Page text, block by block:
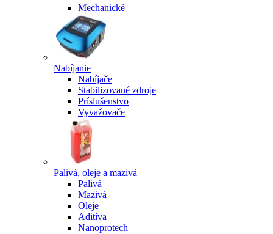
Mechanické
Nabíjanie
Nabíjače
Stabilizované zdroje
Príslušenstvo
Vyvažovače
Palivá, oleje a mazivá
Palivá
Mazivá
Oleje
Aditíva
Nanoprotech